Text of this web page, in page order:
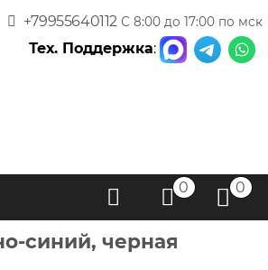
+79955640112 С 8:00 до 17:00 по мск
Тех. Поддержка:
0 0
синий, черная